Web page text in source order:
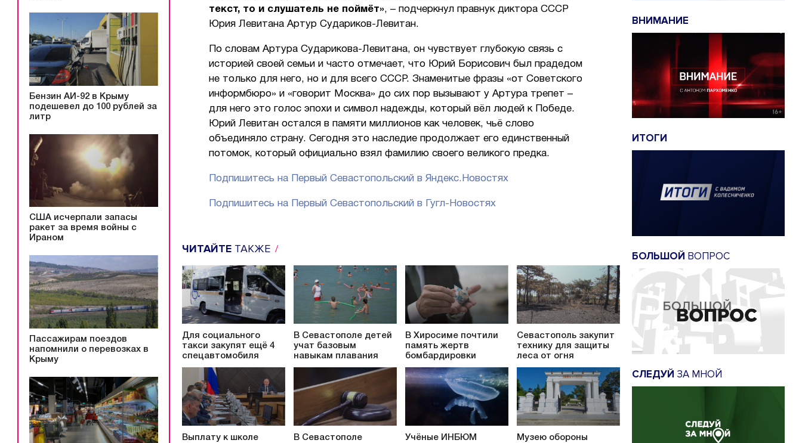
Бензин АИ-92 в Крыму
подешевел до 100 рублей за
литр
США исчерпали запасы
ракет за время войны с
Ираном
Пассажирам поездов
напомнили о перевозках в
Крыму
текст, то и слушатель не поймёт», – подчеркнул правнук диктора СССР
Юрия Левитана Артур Судариков-Левитан.
По словам Артура Сударикова-Левитана, он чувствует глубокую связь с
историей своей семьи и часто отмечает, что Юрий Борисович был прадедом
не только для него, но и для всего СССР. Знаменитые фразы «от Советского
информбюро» и «говорит Москва» до сих пор вызывают у Артура трепет –
для него это голос эпохи и символ надежды, который вёл людей к Победе.
Юрий Левитан остался в памяти миллионов как человек, чьё слово
объединяло страну. Сегодня это наследие продолжает его единственный
потомок, который официально взял фамилию своего великого предка.
Подпишитесь на Первый Севастопольский в Яндекс.Новостях
Подпишитесь на Первый Севастопольский в Гугл-Новостях
ЧИТАЙТЕ ТАКЖЕ
Для социального
такси закупят ещё 4
спецавтомобиля
В Севастополе детей
учат базовым
навыкам плавания
В Хиросиме почтили
память жертв
бомбардировки
Севастополь закупит
технику для защиты
леса от огня
Выплату к школе
В Севастополе
Учёные ИНБЮМ
Музею обороны
ВНИМАНИЕ
ИТОГИ
БОЛЬШОЙ ВОПРОС
СЛЕДУЙ ЗА МНОЙ